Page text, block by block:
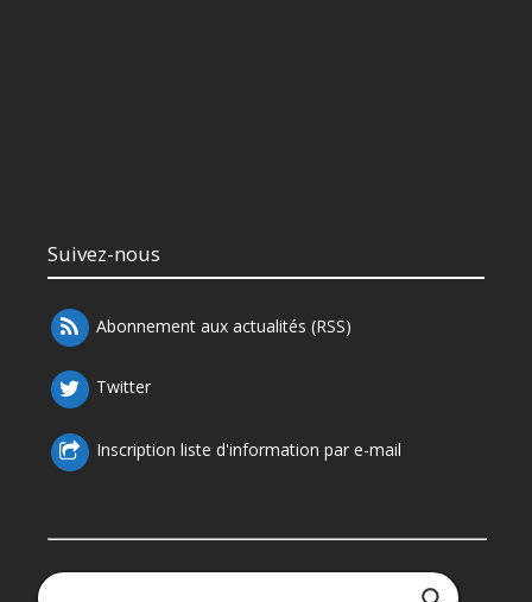
Suivez-nous
Abonnement aux actualités (RSS)
Twitter
Inscription liste d'information par e-mail